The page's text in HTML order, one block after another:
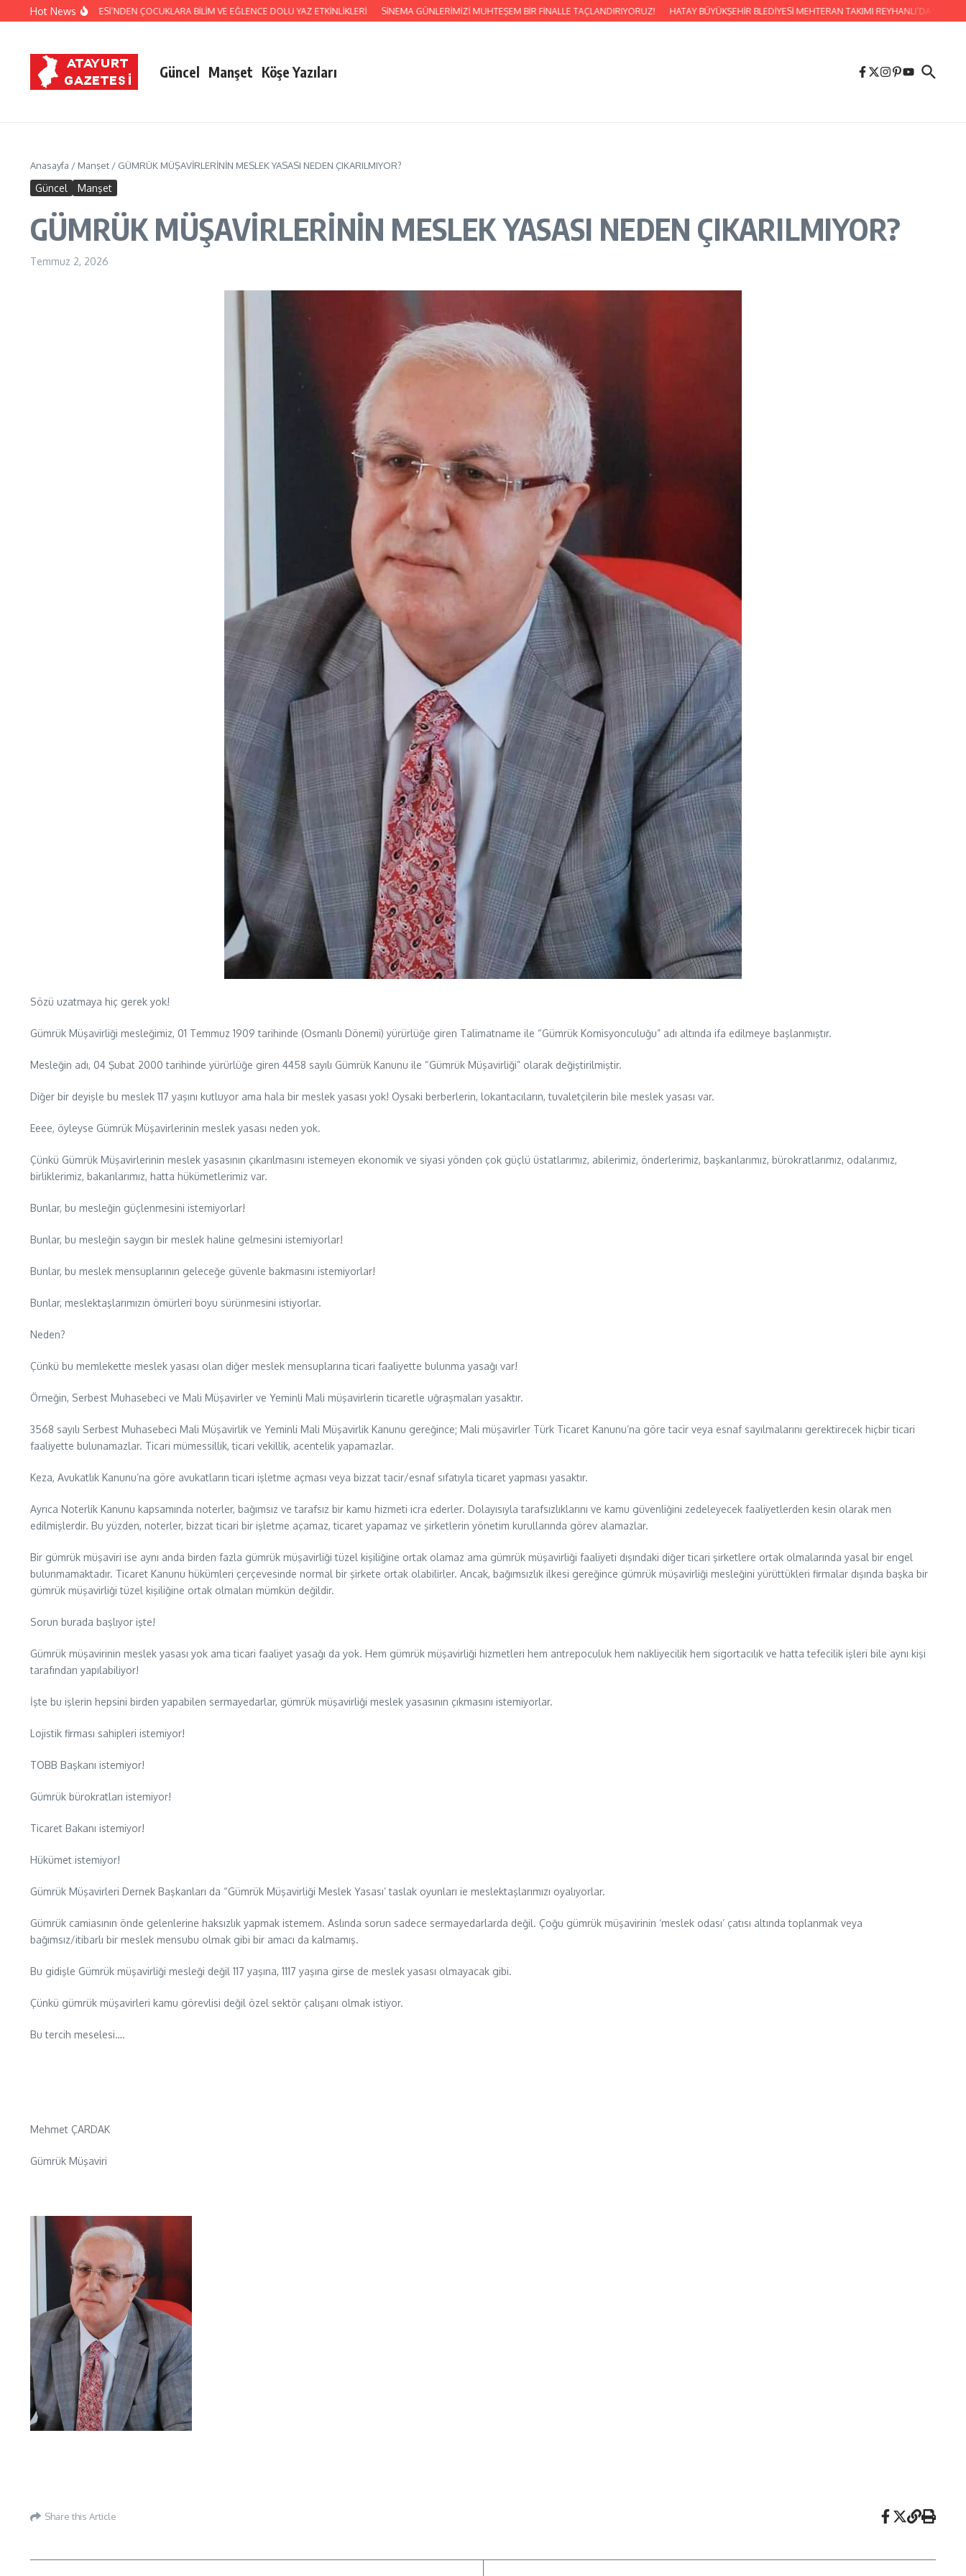
İçeriğe atlaHot News
BELEDİYESİ’NDEN ÇOCUKLARA BİLİM VE EĞLENCE DOLU YAZ ETKİNLİKLERİ SİNEMA GÜNLERİMİZİ MUHTEŞEM BİR FİNALLE TAÇLANDIRIYORUZ! HATAY BÜYÜKŞEHİR BLEDİYESİ MEHTERAN TAKIMI REYHANLI’DA
Güncel Manşet Köşe Yazıları
Anasayfa / Manşet / GÜMRÜK MÜŞAVİRLERİNİN MESLEK YASASI NEDEN ÇIKARILMIYOR?
Güncel Manşet
GÜMRÜK MÜŞAVİRLERİNİN MESLEK YASASI NEDEN ÇIKARILMIYOR?
Temmuz 2, 2026
Sözü uzatmaya hiç gerek yok!
Gümrük Müşavirliği mesleğimiz, 01 Temmuz 1909 tarihinde (Osmanlı Dönemi) yürürlüğe giren Talimatname ile “Gümrük Komisyonculuğu” adı altında ifa edilmeye başlanmıştır.
Mesleğin adı, 04 Şubat 2000 tarihinde yürürlüğe giren 4458 sayılı Gümrük Kanunu ile “Gümrük Müşavirliği” olarak değiştirilmiştir.
Diğer bir deyişle bu meslek 117 yaşını kutluyor ama hala bir meslek yasası yok! Oysaki berberlerin, lokantacıların, tuvaletçilerin bile meslek yasası var.
Eeee, öyleyse Gümrük Müşavirlerinin meslek yasası neden yok.
Çünkü Gümrük Müşavirlerinin meslek yasasının çıkarılmasını istemeyen ekonomik ve siyasi yönden çok güçlü üstatlarımız, abilerimiz, önderlerimiz, başkanlarımız, bürokratlarımız, odalarımız,
birliklerimiz, bakanlarımız, hatta hükümetlerimiz var.
Bunlar, bu mesleğin güçlenmesini istemiyorlar!
Bunlar, bu mesleğin saygın bir meslek haline gelmesini istemiyorlar!
Bunlar, bu meslek mensuplarının geleceğe güvenle bakmasını istemiyorlar!
Bunlar, meslektaşlarımızın ömürleri boyu sürünmesini istiyorlar.
Neden?
Çünkü bu memlekette meslek yasası olan diğer meslek mensuplarına ticari faaliyette bulunma yasağı var!
Örneğin, Serbest Muhasebeci ve Mali Müşavirler ve Yeminli Mali müşavirlerin ticaretle uğraşmaları yasaktır.
3568 sayılı Serbest Muhasebeci Mali Müşavirlik ve Yeminli Mali Müşavirlik Kanunu gereğince; Mali müşavirler Türk Ticaret Kanunu’na göre tacir veya esnaf sayılmalarını gerektirecek hiçbir ticari
faaliyette bulunamazlar. Ticari mümessillik, ticari vekillik, acentelik yapamazlar.
Keza, Avukatlık Kanunu’na göre avukatların ticari işletme açması veya bizzat tacir/esnaf sıfatıyla ticaret yapması yasaktır.
Ayrıca Noterlik Kanunu kapsamında noterler, bağımsız ve tarafsız bir kamu hizmeti icra ederler. Dolayısıyla tarafsızlıklarını ve kamu güvenliğini zedeleyecek faaliyetlerden kesin olarak men
edilmişlerdir. Bu yüzden, noterler, bizzat ticari bir işletme açamaz, ticaret yapamaz ve şirketlerin yönetim kurullarında görev alamazlar.
Bir gümrük müşaviri ise aynı anda birden fazla gümrük müşavirliği tüzel kişiliğine ortak olamaz ama gümrük müşavirliği faaliyeti dışındaki diğer ticari şirketlere ortak olmalarında yasal bir engel
bulunmamaktadır. Ticaret Kanunu hükümleri çerçevesinde normal bir şirkete ortak olabilirler. Ancak, bağımsızlık ilkesi gereğince gümrük müşavirliği mesleğini yürüttükleri firmalar dışında başka bir
gümrük müşavirliği tüzel kişiliğine ortak olmaları mümkün değildir.
Sorun burada başlıyor işte!
Gümrük müşavirinin meslek yasası yok ama ticari faaliyet yasağı da yok. Hem gümrük müşavirliği hizmetleri hem antrepoculuk hem nakliyecilik hem sigortacılık ve hatta tefecilik işleri bile aynı kişi
tarafından yapılabiliyor!
İşte bu işlerin hepsini birden yapabilen sermayedarlar, gümrük müşavirliği meslek yasasının çıkmasını istemiyorlar.
Lojistik firması sahipleri istemiyor!
TOBB Başkanı istemiyor!
Gümrük bürokratları istemiyor!
Ticaret Bakanı istemiyor!
Hükümet istemiyor!
Gümrük Müşavirleri Dernek Başkanları da “Gümrük Müşavirliği Meslek Yasası’ taslak oyunları ie meslektaşlarımızı oyalıyorlar.
Gümrük camiasının önde gelenlerine haksızlık yapmak istemem. Aslında sorun sadece sermayedarlarda değil. Çoğu gümrük müşavirinin ‘meslek odası’ çatısı altında toplanmak veya
bağımsız/itibarlı bir meslek mensubu olmak gibi bir amacı da kalmamış.
Bu gidişle Gümrük müşavirliği mesleği değil 117 yaşına, 1117 yaşına girse de meslek yasası olmayacak gibi.
Çünkü gümrük müşavirleri kamu görevlisi değil özel sektör çalışanı olmak istiyor.
Bu tercih meselesi….
Mehmet ÇARDAK
Gümrük Müşaviri
Share this Article